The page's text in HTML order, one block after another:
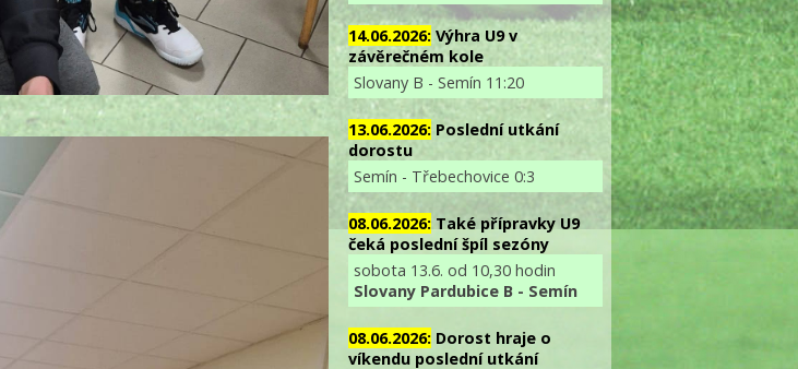
14.06.2026: Výhra U9 v
závěrečném kole
Slovany B - Semín 11:20
13.06.2026: Poslední utkání
dorostu
Semín - Třebechovice 0:3
08.06.2026: Také přípravky U9
čeká poslední špíl sezóny
sobota 13.6. od 10,30 hodin
Slovany Pardubice B - Semín
08.06.2026: Dorost hraje o
víkendu poslední utkání